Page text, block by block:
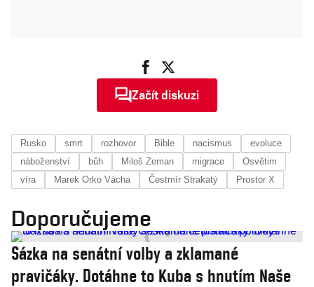
Začít diskuzi
Rusko smrt rozhovor Bible nacismus
evoluce
náboženství
bůh Miloš Zeman migrace
Osvětim
víra
Marek Orko Vácha Čestmír Strakatý Prostor X
Doporučujeme
Sázka na senátní volby a zklamané
pravičáky. Dotáhne to Kuba s hnutím Naše